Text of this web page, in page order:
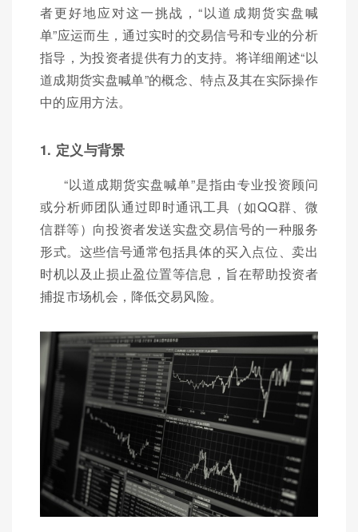
者更好地应对这一挑战，“以道成期货实盘喊
单”应运而生，通过实时的交易信号和专业的分析
指导，为投资者提供有力的支持。将详细阐述“以
道成期货实盘喊单”的概念、特点及其在实际操作
中的应用方法。
1. 定义与背景
“以道成期货实盘喊单”是指由专业投资顾问
或分析师团队通过即时通讯工具（如QQ群、微
信群等）向投资者发送实盘交易信号的一种服务
形式。这些信号通常包括具体的买入点位、卖出
时机以及止损止盈位置等信息，旨在帮助投资者
捕捉市场机会，降低交易风险。